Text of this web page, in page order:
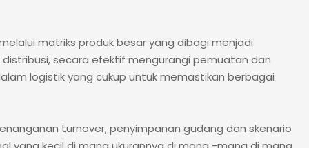
matriks produk besar yang dibagi menjadi
secara efektif mengurangi pemuatan dan
logistik yang cukup untuk memastikan berbagai
turnover, penyimpanan gudang dan skenario